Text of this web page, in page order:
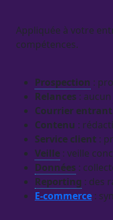
Appliquée à votre
compétences.
Prospection :
Relances : aucun
Courrier entrant
Contenu :
Service client :
Veille : veille
Données :
Reporting : des
E-commerce :